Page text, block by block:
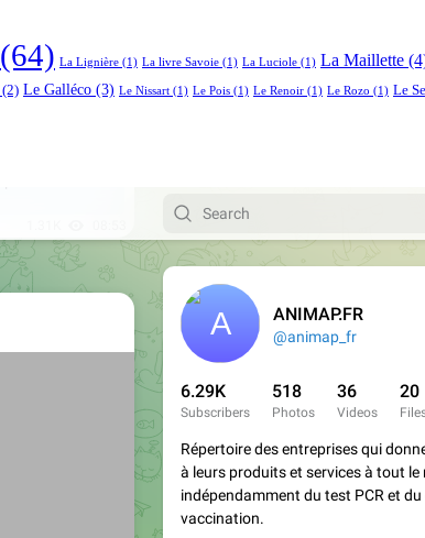
(64) La Lignière (1) La livre Savoie (1) La Luciole (1) La Maillette
(2) Le Galléco (3) Le Nissart (1) Le Pois (1) Le Renoir (1) Le Rozo (1) Le